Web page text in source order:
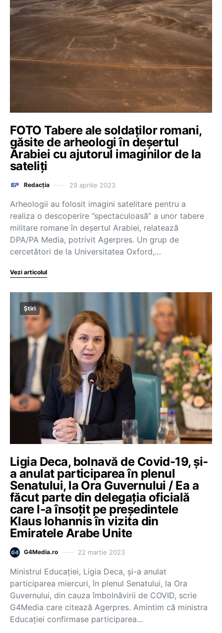
FOTO Tabere ale soldaților romani,
găsite de arheologi în deșertul
Arabiei cu ajutorul imaginilor de la
sateliți
Redacția 29 aprilie 2023
Arheologii au folosit imagini satelitare pentru a
realiza o descoperire ”spectaculoasă” a unor tabere
militare romane în deşertul Arabiei, relatează
DPA/PA Media, potrivit Agerpres. Un grup de
cercetători de la Universitatea Oxford,…
Vezi articolul
Știri
Ligia Deca, bolnavă de Covid-19, şi-
a anulat participarea în plenul
Senatului, la Ora Guvernului / Ea a
făcut parte din delegația oficială
care l-a însoțit pe președintele
Klaus Iohannis în vizita din
Emiratele Arabe Unite
G4Media.ro 22 martie 2023
Ministrul Educaţiei, Ligia Deca, şi-a anulat
participarea miercuri, în plenul Senatului, la Ora
Guvernului, din cauza îmbolnăvirii de COVID, scrie
G4Media care citează Agerpres. Amintim că ministra
Educației confirmase participarea…